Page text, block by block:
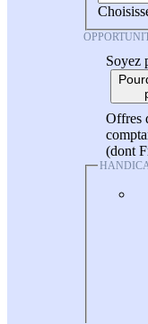
Soyez
Offres
(dont